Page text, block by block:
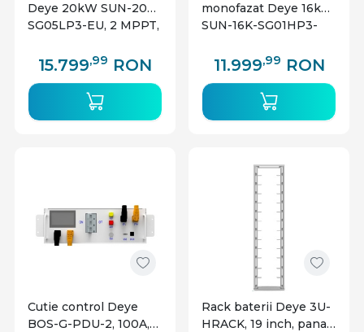
Deye 20kW SUN-20K-
SG05LP3-EU, 2 MPPT,
Voltage
15.799,99 RON
monofazat Deye 16kW
SUN-16K-SG01HP3-
compatibil baterii Low
11.999,99 RON
Cutie control Deye
BOS-G-PDU-2, 100A,
Rack baterii Deye 3U-
HRACK, 19 inch, pana